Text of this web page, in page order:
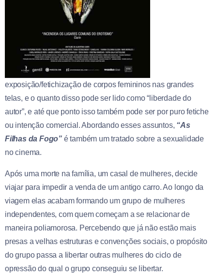
exposição/fetichização de corpos femininos nas grandes
telas, e o quanto disso pode ser lido como “liberdade do
autor”, e até que ponto isso também pode ser por puro fetiche
ou intenção comercial. Abordando esses assuntos, “As
Filhas da Fogo” é também um tratado sobre a sexualidade
no cinema.
Após uma morte na família, um casal de mulheres, decide
viajar para impedir a venda de um antigo carro. Ao longo da
viagem elas acabam formando um grupo de mulheres
independentes, com quem começam a se relacionar de
maneira poliamorosa. Percebendo que já não estão mais
presas a velhas estruturas e convenções sociais, o propósito
do grupo passa a libertar outras mulheres do ciclo de
opressão do qual o grupo conseguiu se libertar.